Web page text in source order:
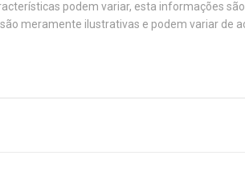
podem variar, esta informações
meramente ilustrativas e podem variar de